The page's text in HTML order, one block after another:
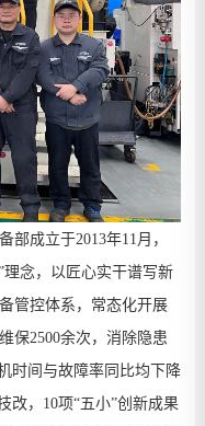
部成立于2013年11 月，
念，以匠心实干谱写新
管控体系，常态化开展
保2500余次，消除隐患
时间与故障率同比均下降
改， 10项“五小”创新成果